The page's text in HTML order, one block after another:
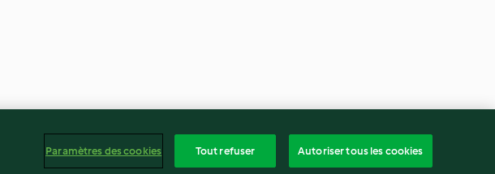
Paramètres des cookies Tout refuser Autoriser tous les cookies